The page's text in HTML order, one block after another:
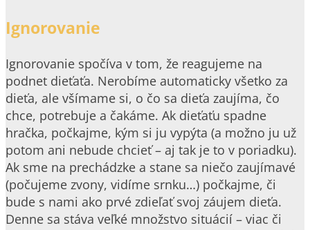
Ignorovanie
Ignorovanie spočíva v tom, že reagujeme na
podnet dieťaťa. Nerobíme automaticky všetko za
dieťa, ale všímame si, o čo sa dieťa zaujíma, čo
chce, potrebuje a čakáme. Ak dieťaťu spadne
hračka, počkajme, kým si ju vypýta (a možno ju už
potom ani nebude chcieť – aj tak je to v poriadku).
Ak sme na prechádzke a stane sa niečo zaujímavé
(počujeme zvony, vidíme srnku…) počkajme, či
bude s nami ako prvé zdieľať svoj záujem dieťa.
Denne sa stáva veľké množstvo situácií – viac či